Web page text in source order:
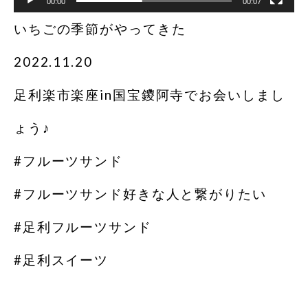
いちごの季節がやってきた
2022.11.20
足利楽市楽座in国宝鑁阿寺でお会いしまし
ょう♪
#フルーツサンド
#フルーツサンド好きな人と繋がりたい
#足利フルーツサンド
#足利スイーツ